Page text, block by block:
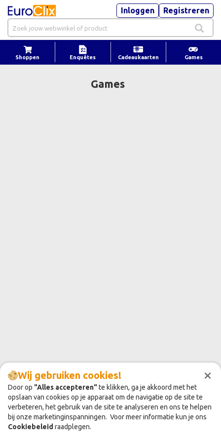
Inloggen Registreren
Shoppen Enquêtes Cadeaukaarten Games
×
Wij gebruiken cookies!
Door op "Alles accepteren"te klikken, ga je akkoord met het
opslaan van cookies op je apparaat om de navigatie op de site te
verbeteren, het gebruik van de site te analyseren en ons te helpen
bij onze marketinginspanningen. Voor meer informatie kun je ons
Cookiebeleid raadplegen.
Games